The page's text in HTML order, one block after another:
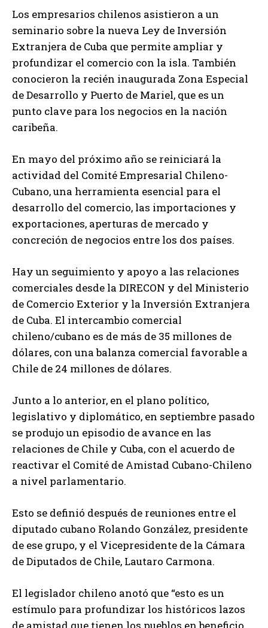
Los empresarios chilenos asistieron a un
seminario sobre la nueva Ley de Inversión
Extranjera de Cuba que permite ampliar y
profundizar el comercio con la isla. También
conocieron la recién inaugurada Zona Especial
de Desarrollo y Puerto de Mariel, que es un
punto clave para los negocios en la nación
caribeña.
En mayo del próximo año se reiniciará la
actividad del Comité Empresarial Chileno-
Cubano, una herramienta esencial para el
desarrollo del comercio, las importaciones y
exportaciones, aperturas de mercado y
concreción de negocios entre los dos países.
Hay un seguimiento y apoyo a las relaciones
comerciales desde la DIRECON y del Ministerio
de Comercio Exterior y la Inversión Extranjera
de Cuba. El intercambio comercial
chileno/cubano es de más de 35 millones de
dólares, con una balanza comercial favorable a
Chile de 24 millones de dólares.
Junto a lo anterior, en el plano político,
legislativo y diplomático, en septiembre pasado
se produjo un episodio de avance en las
relaciones de Chile y Cuba, con el acuerdo de
reactivar el Comité de Amistad Cubano-Chileno
a nivel parlamentario.
Esto se definió después de reuniones entre el
diputado cubano Rolando González, presidente
de ese grupo, y el Vicepresidente de la Cámara
de Diputados de Chile, Lautaro Carmona.
El legislador chileno anotó que “esto es un
estímulo para profundizar los históricos lazos